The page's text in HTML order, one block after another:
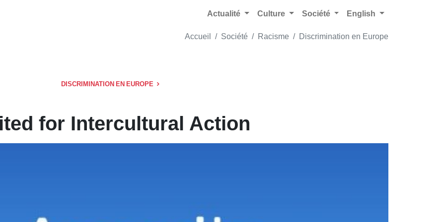
Actualité Culture Société English
Accueil Société Racisme Discrimination en Europe
DISCRIMINATION EN EUROPE
for Intercultural Action